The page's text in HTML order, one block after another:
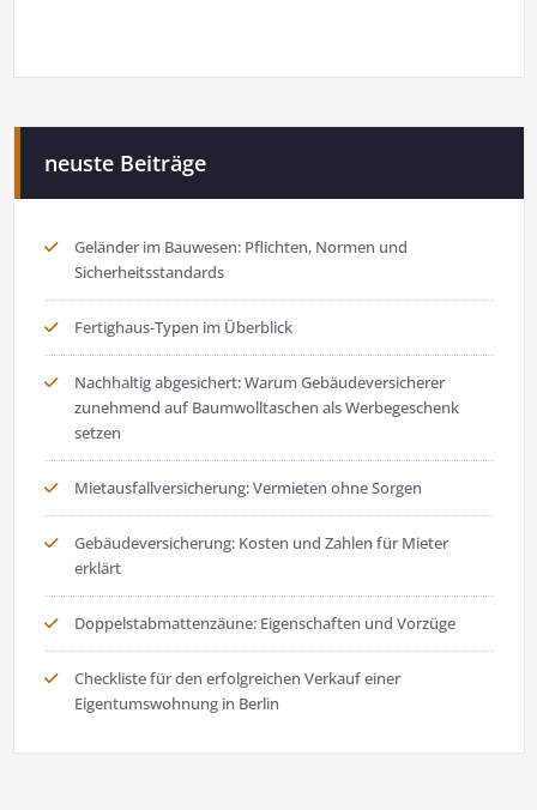
neuste Beiträge
Geländer im Bauwesen: Pflichten, Normen und
Sicherheitsstandards
Fertighaus-Typen im Überblick
Nachhaltig abgesichert: Warum Gebäudeversicherer
zunehmend auf Baumwolltaschen als Werbegeschenk
setzen
Mietausfallversicherung: Vermieten ohne Sorgen
Gebäudeversicherung: Kosten und Zahlen für Mieter
erklärt
Doppelstabmattenzäune: Eigenschaften und Vorzüge
Checkliste für den erfolgreichen Verkauf einer
Eigentumswohnung in Berlin